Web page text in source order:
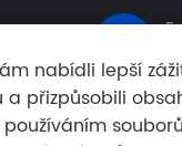
nabídli lepší
přizpůsobili